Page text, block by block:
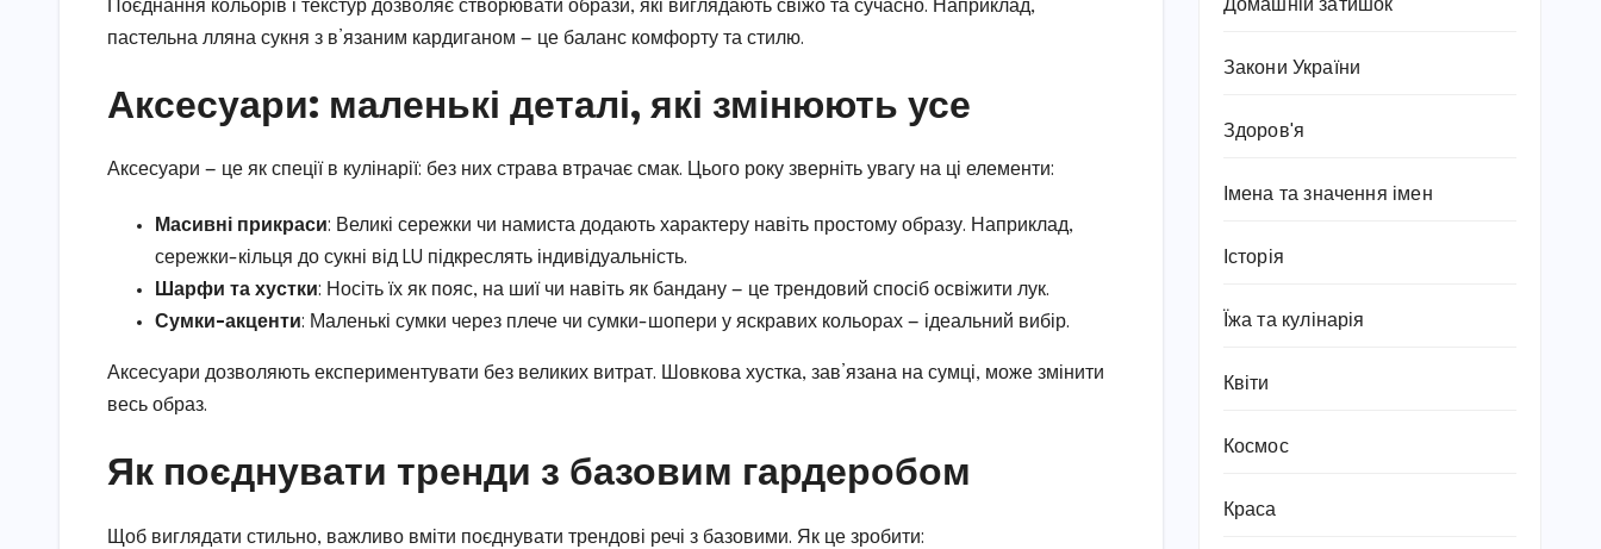
Поєднання кольорів і текстур дозволяє створювати образи, які виглядають свіжо та сучасно. Наприклад,
пастельна лляна сукня з в’язаним кардиганом — це баланс комфорту та стилю.
Аксесуари: маленькі деталі, які змінюють усе
Аксесуари — це як спеції в кулінарії: без них страва втрачає смак. Цього року зверніть увагу на ці елементи:
Масивні прикраси: Великі сережки чи намиста додають характеру навіть простому образу. Наприклад,
сережки-кільця до сукні від LU підкреслять індивідуальність.
Шарфи та хустки: Носіть їх як пояс, на шиї чи навіть як бандану — це трендовий спосіб освіжити лук.
Сумки-акценти: Маленькі сумки через плече чи сумки-шопери у яскравих кольорах — ідеальний вибір.
Аксесуари дозволяють експериментувати без великих витрат. Шовкова хустка, зав’язана на сумці, може змінити
весь образ.
Як поєднувати тренди з базовим гардеробом
Щоб виглядати стильно, важливо вміти поєднувати трендові речі з базовими. Як це зробити:
Домашній затишок
Закони України
Здоров'я
Імена та значення імен
Історія
Їжа та кулінарія
Квіти
Космос
Краса